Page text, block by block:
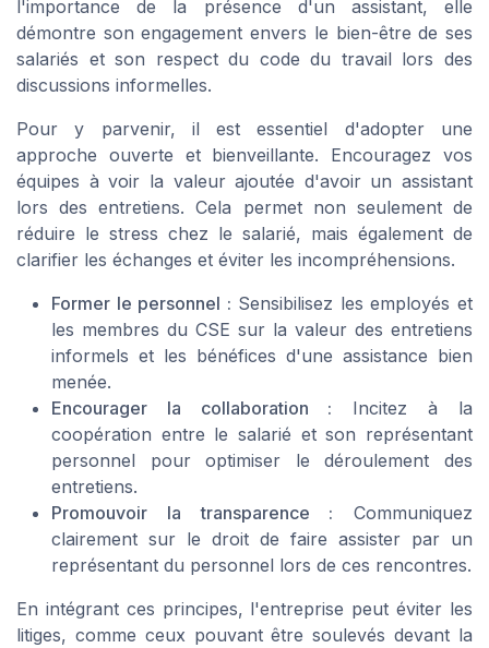
l'importance de la présence d'un assistant, elle
démontre son engagement envers le bien-être de ses
salariés et son respect du code du travail lors des
discussions informelles.
Pour y parvenir, il est essentiel d'adopter une
approche ouverte et bienveillante. Encouragez vos
équipes à voir la valeur ajoutée d'avoir un assistant
lors desentretiens. Cela permet non seulement de
réduire le stress chez le salarié, mais également de
clarifier les échanges et éviter les incompréhensions.
Former le personnel : Sensibilisez les employés et
les membres du CSE sur la valeur des entretiens
informels et les bénéfices d'une assistance bien
menée.
Encourager la collaboration : Incitez à la
coopération entre le salarié et son représentant
personnel pour optimiser le déroulement des
entretiens.
Promouvoir la transparence : Communiquez
clairement sur le droit de faire assister par un
représentant du personnel lors de ces rencontres.
En intégrant ces principes, l'entreprise peut éviter les
litiges, comme ceux pouvant être soulevés devant la